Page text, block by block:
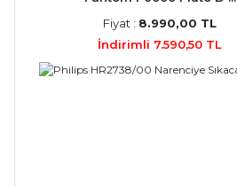
Fiyat : 8.990,00 TL
İndirimli 7.590,50 TL